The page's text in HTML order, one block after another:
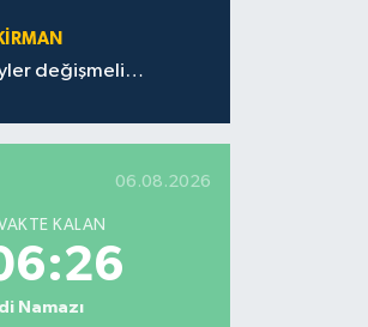
değişmeli…
06.08.2026
KALAN
Namazı